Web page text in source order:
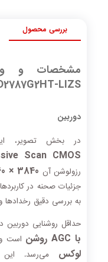
بررسی محصول
LIZS
دوربین
در بخش تصویر،
Scan CMOS
رزولوشن آن 3840 × 2160
جزئیات صحنه در
به بررسی دقیق رخدادها
حداقل روشنایی
با AGC روشن
است
لوکس